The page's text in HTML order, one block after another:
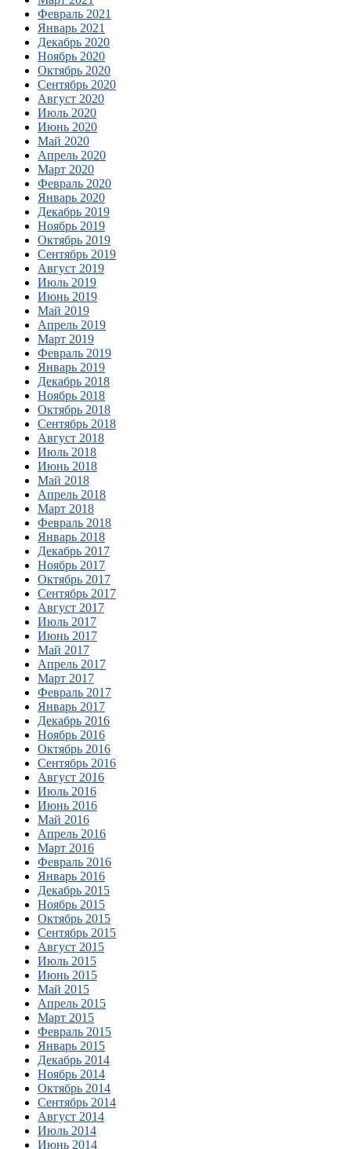
Февраль 2021
Январь 2021
Декабрь 2020
Ноябрь 2020
Октябрь 2020
Сентябрь 2020
Август 2020
Июль 2020
Июнь 2020
Май 2020
Апрель 2020
Март 2020
Февраль 2020
Январь 2020
Декабрь 2019
Ноябрь 2019
Октябрь 2019
Сентябрь 2019
Август 2019
Июль 2019
Июнь 2019
Май 2019
Апрель 2019
Март 2019
Февраль 2019
Январь 2019
Декабрь 2018
Ноябрь 2018
Октябрь 2018
Сентябрь 2018
Август 2018
Июль 2018
Июнь 2018
Май 2018
Апрель 2018
Март 2018
Февраль 2018
Январь 2018
Декабрь 2017
Ноябрь 2017
Октябрь 2017
Сентябрь 2017
Август 2017
Июль 2017
Июнь 2017
Май 2017
Апрель 2017
Март 2017
Февраль 2017
Январь 2017
Декабрь 2016
Ноябрь 2016
Октябрь 2016
Сентябрь 2016
Август 2016
Июль 2016
Июнь 2016
Май 2016
Апрель 2016
Март 2016
Февраль 2016
Январь 2016
Декабрь 2015
Ноябрь 2015
Октябрь 2015
Сентябрь 2015
Август 2015
Июль 2015
Июнь 2015
Май 2015
Апрель 2015
Март 2015
Февраль 2015
Январь 2015
Декабрь 2014
Ноябрь 2014
Октябрь 2014
Сентябрь 2014
Август 2014
Июль 2014
Июнь 2014